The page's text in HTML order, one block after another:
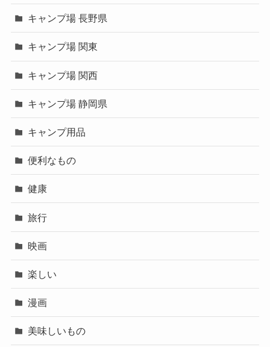
キャンプ場 長野県
キャンプ場 関東
キャンプ場 関西
キャンプ場 静岡県
キャンプ用品
便利なもの
健康
旅行
映画
楽しい
漫画
美味しいもの